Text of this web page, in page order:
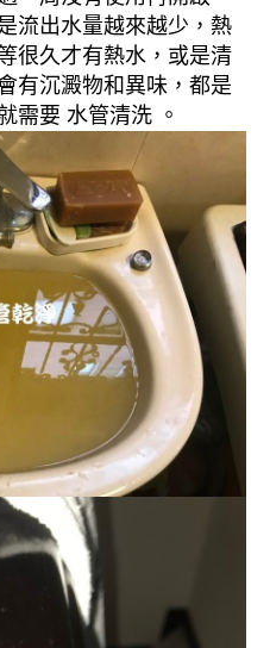
流出水量越來越少，熱
很久才有熱水，或是清
有沉澱物和異味，都是
需要 水管清洗 。